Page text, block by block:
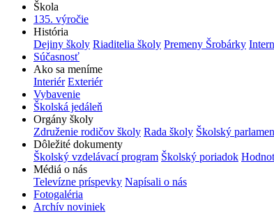
Škola
135. výročie
História
Dejiny školy Riaditelia školy Premeny Šrobárky
Súčasnosť
Ako sa meníme
Interiér Exteriér
Vybavenie
Školská jedáleň
Orgány školy
Združenie rodičov školy Rada školy Školský
Dôležité dokumenty
Školský vzdelávací program Školský poriadok
Médiá o nás
Televízne príspevky Napísali o nás
Fotogaléria
Archív noviniek